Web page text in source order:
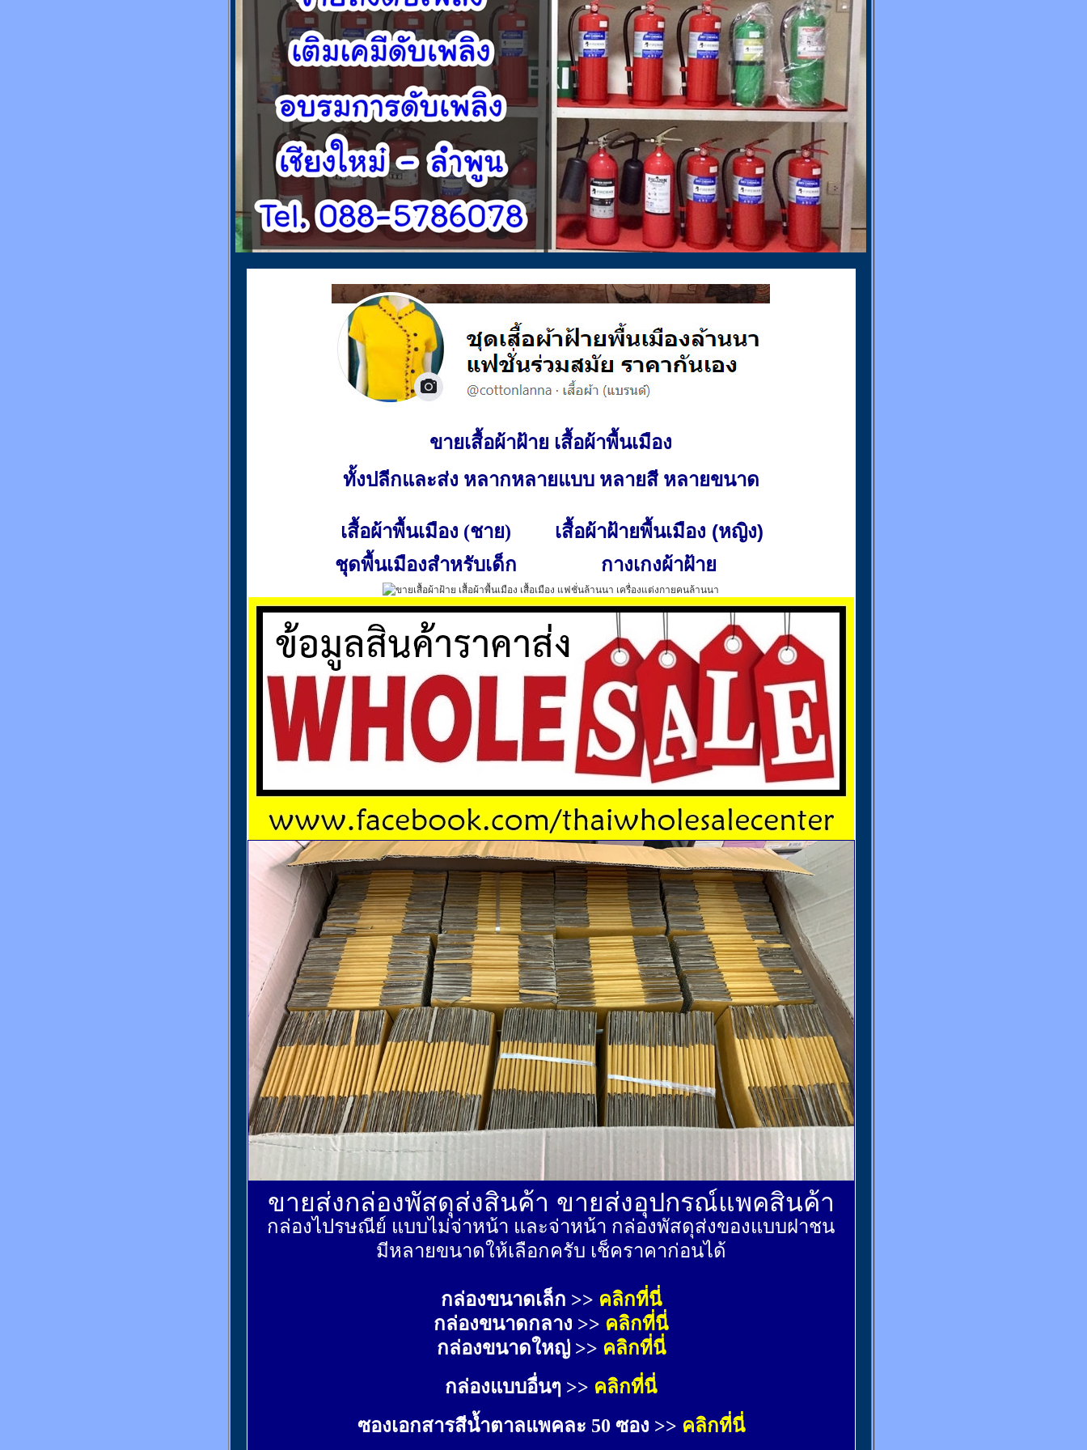
ขายเสื้อผ้าฝ้าย เสื้อผ้าพื้นเมือง
ทั้งปลีกและส่ง หลากหลายแบบ หลายสี หลายขนาด
เสื้อผ้าพื้นเมือง (ชาย)
เสื้อผ้าฝ้ายพื้นเมือง (หญิง)
ชุดพื้นเมืองสำหรับเด็ก
กางเกงผ้าฝ้าย
ขายส่งกล่องพัสดุส่งสินค้า ขายส่งอุปกรณ์แพคสินค้า
กล่องไปรษณีย์ แบบไม่จ่าหน้า และจ่าหน้า กล่องพัสดุส่งของแบบฝาชน
มีหลายขนาดให้เลือกครับ เช็คราคาก่อนได้
กล่องขนาดเล็ก >> คลิกที่นี่
กล่องขนาดกลาง >> คลิกที่นี่
กล่องขนาดใหญ่ >> คลิกที่นี่
กล่องแบบอื่นๆ >> คลิกที่นี่
ซองเอกสารสีน้ำตาลแพคละ 50 ซอง >> คลิกที่นี่